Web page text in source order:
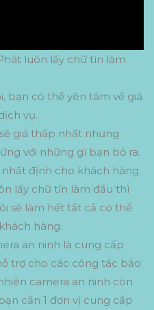
luôn lấy chữ tín làm
bạn có thể yên tâm về giá
vụ.
giá thấp nhất nhưng
với những gì bạn bỏ ra.
định cho khách hàng.
lấy chữ tín làm đầu thì
sẽ làm hết tất cả có thể
hàng.
an ninh là cung cấp
trợ cho các công tác bảo
camera an ninh còn
cần 1 đơn vị cung cấp